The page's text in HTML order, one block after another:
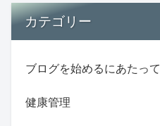
カテゴリー
ブログを始めるにあたって
健康管理